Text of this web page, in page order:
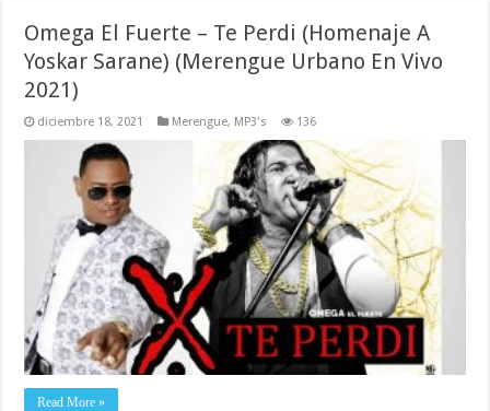
Omega El Fuerte – Te Perdi (Homenaje A
Yoskar Sarane) (Merengue Urbano En Vivo
2021)
diciembre 18, 2021 Merengue, MP3's 136
Read More »